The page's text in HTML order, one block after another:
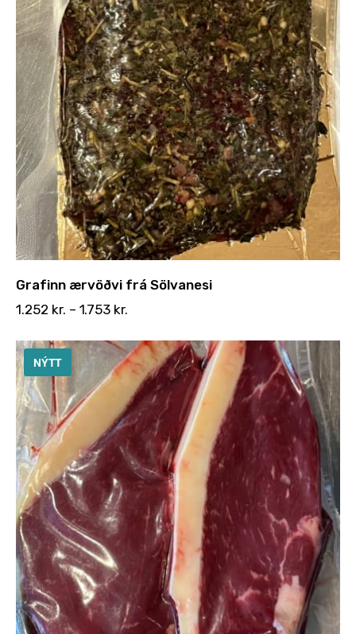
Styrkja
Hafa samband
Grafinn ærvöðvi frá Sölvanesi
1.252 kr. – 1.753 kr.
NÝTT